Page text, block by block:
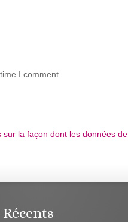
I comment.
sur la façon dont les données de